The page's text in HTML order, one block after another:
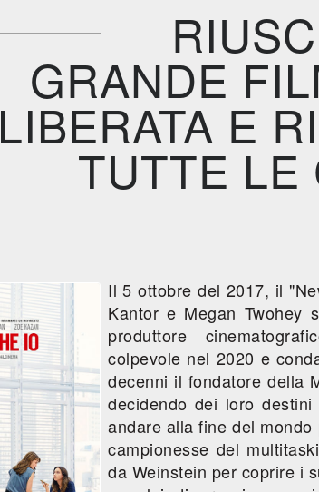
GRANDE
LIBERATA E
TUTTE LE
Il 5 ottobre del 2017, il
Kantor e Megan Twohey
produttore
colpevole nel 2020 e
decenni il fondatore della
decidendo dei loro
andare alla fine del
campionesse del
da Weinstein per coprire i